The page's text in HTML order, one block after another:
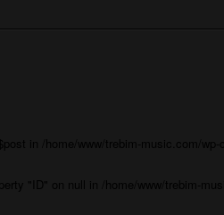
in /home/www/trebim-music.com/
"ID" on null in /home/www/trebim-